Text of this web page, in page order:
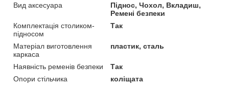
Вид аксесуара
Піднос, Чохол, Вкладиш,
Ремені безпеки
Комплектація столиком-
підносом
Так
Матеріал виготовлення
каркаса
пластик, сталь
Наявність ременів безпеки
Так
Опори стільчика
коліщата